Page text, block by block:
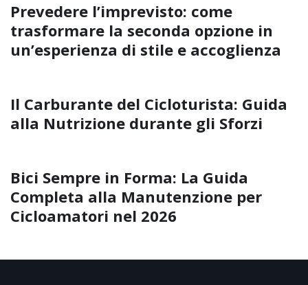
Prevedere l’imprevisto: come
trasformare la seconda opzione in
un’esperienza di stile e accoglienza
Il Carburante del Cicloturista: Guida
alla Nutrizione durante gli Sforzi
Bici Sempre in Forma: La Guida
Completa alla Manutenzione per
Cicloamatori nel 2026